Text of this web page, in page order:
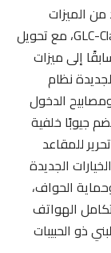
العديد من الميزات
الجديدة إلى فئة مرسيدس-بنز GLC-Class، مع تحويل
إلى ميزات
نظام
الدخول
جيوبًا خلفية
للمقاعد
الجديدة
الحواف،
تكامل الهواتف
ذو الحبيبات